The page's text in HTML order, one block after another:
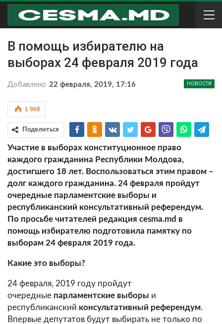
В помощь избирателю на
выборах 24 февраля 2019 года
НОВОСТИ
Добавлено 22 февраля, 2019, 17:16
1 968
Поделиться
Участие в выборах конституционное право
каждого гражданина Республики Молдова,
достигшего 18 лет. Воспользоваться этим правом –
долг каждого гражданина. 24 февраля пройдут
очередные парламентские выборы и
республиканский консультативный референдум.
По просьбе читателей редакция cesma.md в
помощь избирателю подготовила памятку по
выборам 24 февраля 2019 года.
Какие это выборы?
24 февраля, 2019 году пройдут
очередные парламентские выборы и
республиканский консультативный референдум.
Впервые депутатов будут выбирать не только по